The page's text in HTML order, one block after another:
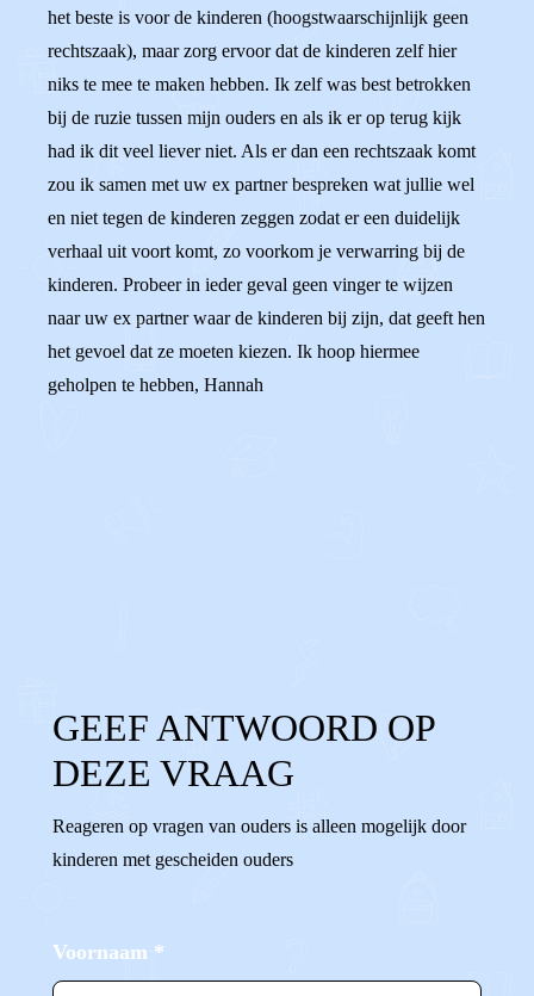
het beste is voor de kinderen (hoogstwaarschijnlijk geen
rechtszaak), maar zorg ervoor dat de kinderen zelf hier
niks te mee te maken hebben. Ik zelf was best betrokken
bij de ruzie tussen mijn ouders en als ik er op terug kijk
had ik dit veel liever niet. Als er dan een rechtszaak komt
zou ik samen met uw ex partner bespreken wat jullie wel
en niet tegen de kinderen zeggen zodat er een duidelijk
verhaal uit voort komt, zo voorkom je verwarring bij de
kinderen. Probeer in ieder geval geen vinger te wijzen
naar uw ex partner waar de kinderen bij zijn, dat geeft hen
het gevoel dat ze moeten kiezen. Ik hoop hiermee
geholpen te hebben, Hannah
GEEF ANTWOORD OP
DEZE VRAAG
Reageren op vragen van ouders is alleen mogelijk door
kinderen met gescheiden ouders
Voornaam *